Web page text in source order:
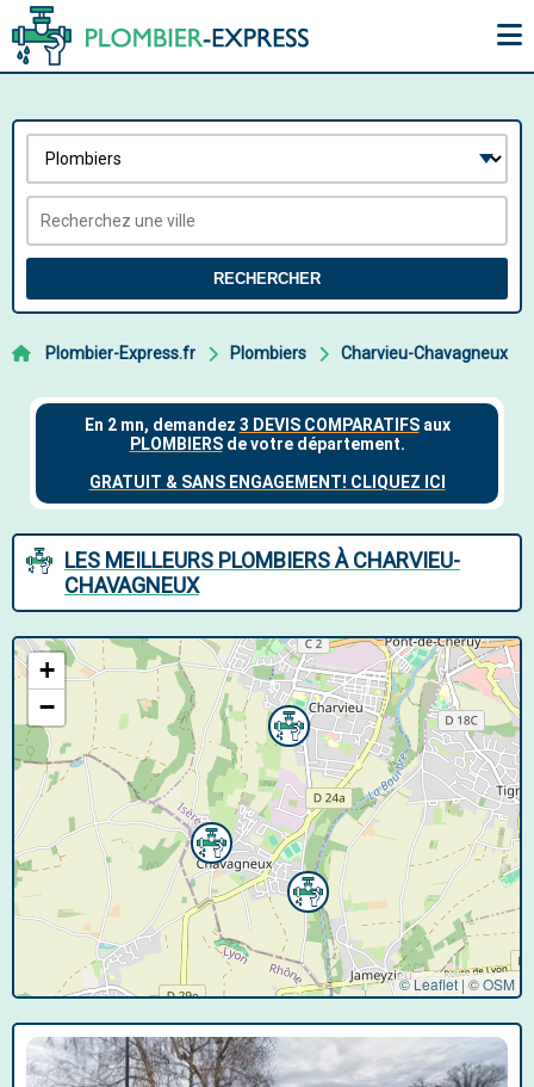
RECHERCHER
Plombier-Express.fr Plombiers Charvieu-Chavagneux
LES MEILLEURS PLOMBIERS À CHARVIEU-
CHAVAGNEUX
+
−
© Leaflet | ©OSM